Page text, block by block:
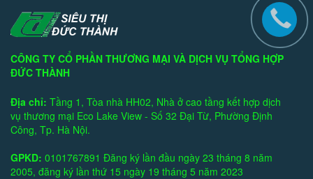
CÔNG TY CỔ PHẦN THƯƠNG MẠI VÀ DỊCH VỤ TỔNG HỢP
ĐỨC THÀNH
Địa chỉ: Tầng 1, Tòa nhà HH02, Nhà ở cao tầng kết hợp dịch
vụ thương mại Eco Lake View - Số 32 Đại Từ, Phường Định
Công, Tp. Hà Nội.
GPKD: 0101767891 Đăng ký lần đầu ngày 23 tháng 8 năm
2005, đăng ký lần thứ 15 ngày 19 tháng 5 năm 2023